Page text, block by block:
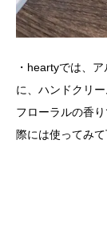
・heartyでは、
に、ハンドクリ
フローラルの香
際には使ってみて